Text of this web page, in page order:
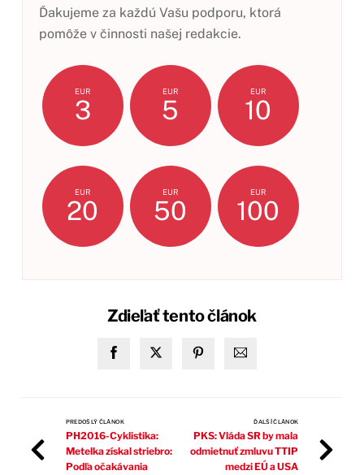
Ďakujeme za každú Vašu podporu, ktorá
pomôže v činnosti našej redakcie.
EUR
3
EUR
5
EUR
10
EUR
20
EUR
50
EUR
100
Zdieľať tento článok
PREDOŠLÝ ČLÁNOK
PH2016-Cyklistika:
Metelka získal striebro:
Podľa očakávania
ĎALŠÍ ČLÁNOK
PKS: Vláda SR by mala
odmietnuť zmluvu TTIP
medzi EÚ a USA